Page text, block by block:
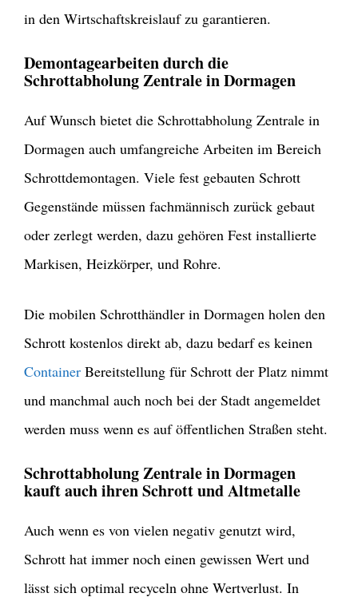
in den Wirtschaftskreislauf zu garantieren.
Demontagearbeiten durch die
Schrottabholung Zentrale in Dormagen
Auf Wunsch bietet die Schrottabholung Zentrale in
Dormagen auch umfangreiche Arbeiten im Bereich
Schrottdemontagen. Viele fest gebauten Schrott
Gegenstände müssen fachmännisch zurück gebaut
oder zerlegt werden, dazu gehören Fest installierte
Markisen, Heizkörper, und Rohre.
Die mobilen Schrotthändler in Dormagen holen den
Schrott kostenlos direkt ab, dazu bedarf es keinen
Container Bereitstellung für Schrott der Platz nimmt
und manchmal auch noch bei der Stadt angemeldet
werden muss wenn es auf öffentlichen Straßen steht.
Schrottabholung Zentrale in Dormagen
kauft auch ihren Schrott und Altmetalle
Auch wenn es von vielen negativ genutzt wird,
Schrott hat immer noch einen gewissen Wert und
lässt sich optimal recyceln ohne Wertverlust. In